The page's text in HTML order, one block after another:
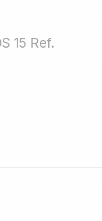
15 Ref.